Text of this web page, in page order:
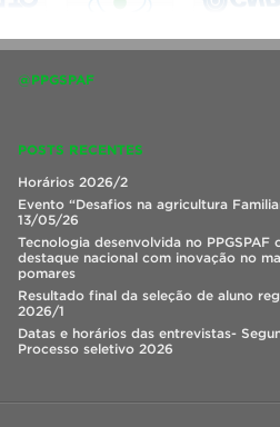
@PPGSPAF
POSTS RECENTES
Horários 2026/2
Evento “Desafios na agricultura
13/05/26
Tecnologia desenvolvida no PPGSPAF
destaque nacional com inovação no
pomares
Resultado final da seleção de aluno
2026/1
Datas e horários das entrevistas-
Processo seletivo 2026